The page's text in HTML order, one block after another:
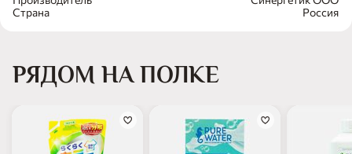
Страна
Россия
РЯДОМ НА ПОЛКЕ